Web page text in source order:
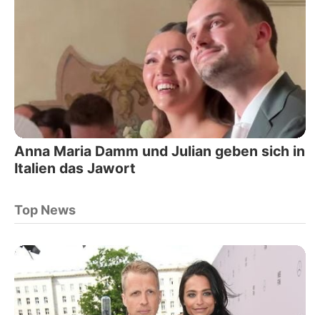
Anna Maria Damm und Julian geben sich in
Italien das Jawort
Top News